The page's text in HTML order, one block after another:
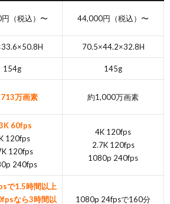
（税込）〜 44,000円（税込）〜
70.5×44.2×32.8H
154g 145g
万画素 約1,000万画素
60fps
120fps
120fps
240fps
4K 120fps
2.7K 120fps
1080p 240fps
で1.5時間以上
なら3時間以
1080p 24fpsで160分